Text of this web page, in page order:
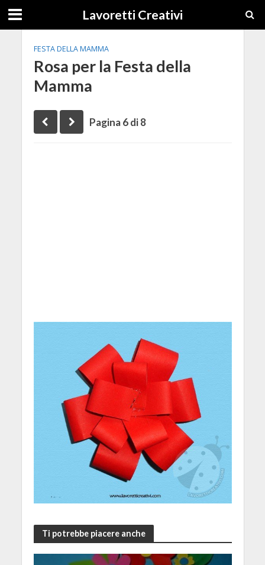
Lavoretti Creativi
FESTA DELLA MAMMA
Rosa per la Festa della
Mamma
Pagina 6 di 8
Ti potrebbe piacere anche